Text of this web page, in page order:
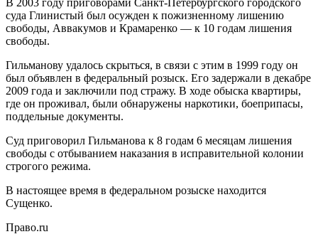
суда Глинистый был осужден к пожизненному лишению
свободы, Аввакумов и Крамаренко — к 10 годам лишения
свободы.
Гильманову удалось скрыться, в связи с этим в 1999 году он
был объявлен в федеральный розыск. Его задержали в декабре
2009 года и заключили под стражу. В ходе обыска квартиры,
где он проживал, были обнаружены наркотики, боеприпасы,
поддельные документы.
Суд приговорил Гильманова к 8 годам 6 месяцам лишения
свободы с отбыванием наказания в исправительной колонии
строгого режима.
В настоящее время в федеральном розыске находится
Сущенко.
Право.ru